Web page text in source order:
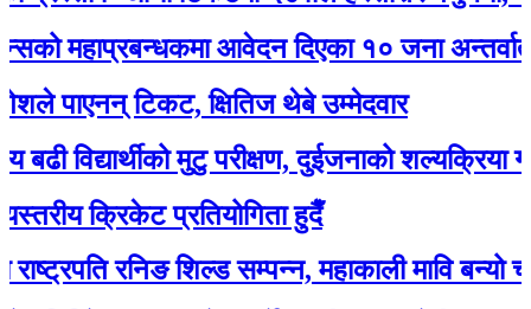
आवेदन दिएका १० जना अन्तर्वार्ताका
टिकट, क्षितिज थेबे उम्मेदवार
मुटु परीक्षण, दुईजनाको शल्यक्रिया गर्नुपर्ने
क्रिकेट प्रतियोगिता हुदैँ
रनिङ शिल्ड सम्पन्न, महाकाली मावि बन्यो